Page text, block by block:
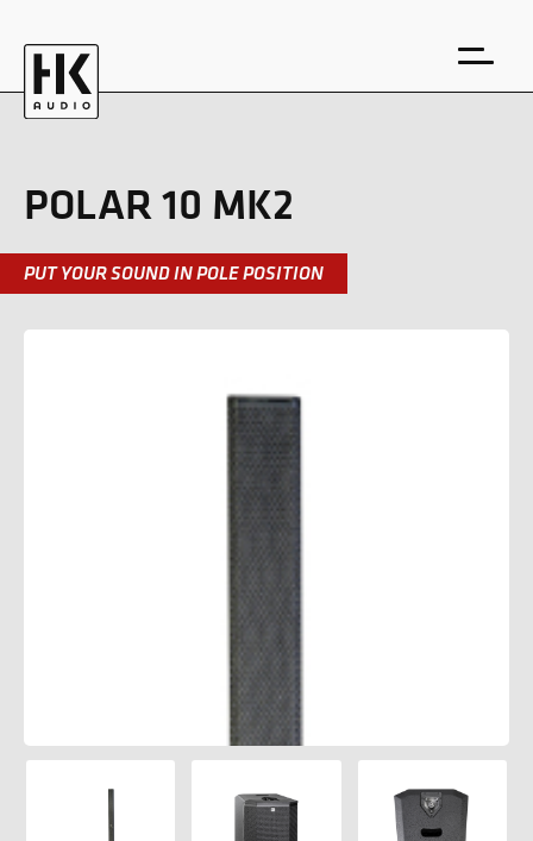
POLAR 10 MK2
PUT YOUR SOUND IN POLE POSITION